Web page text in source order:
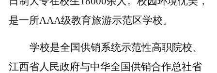
是一所AAA级教育旅游示范区学校。
学校是全国供销系统示范性高职院校、
江西省人民政府与中华全国供销合作总社省